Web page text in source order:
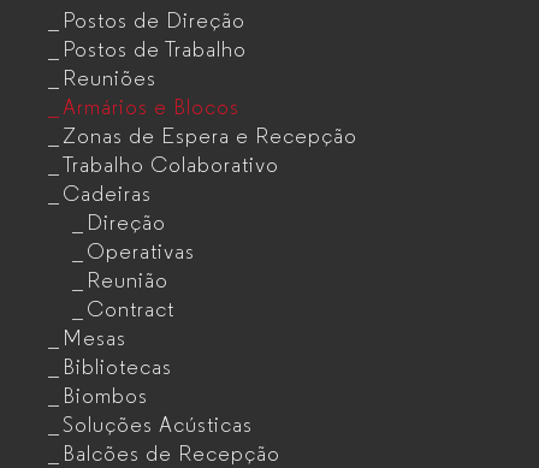
Postos de Direção
Postos de Trabalho
Reuniões
Armários e Blocos
Zonas de Espera e Recepção
Trabalho Colaborativo
Cadeiras
Direção
Operativas
Reunião
Contract
Mesas
Bibliotecas
Biombos
Soluções Acústicas
Balcões de Recepção